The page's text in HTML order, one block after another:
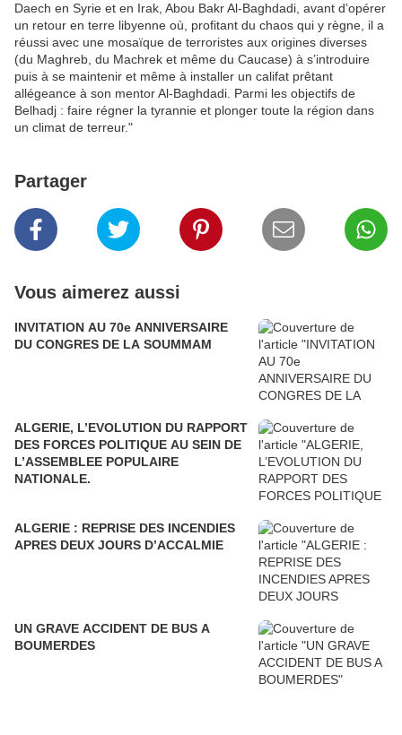
Daech en Syrie et en Irak, Abou Bakr Al-Baghdadi, avant d’opérer
un retour en terre libyenne où, profitant du chaos qui y règne, il a
réussi avec une mosaïque de terroristes aux origines diverses
(du Maghreb, du Machrek et même du Caucase) à s’introduire
puis à se maintenir et même à installer un califat prêtant
allégeance à son mentor Al-Baghdadi. Parmi les objectifs de
Belhadj : faire régner la tyrannie et plonger toute la région dans
un climat de terreur."
Partager
Vous aimerez aussi
INVITATION AU 70e ANNIVERSAIRE
DU CONGRES DE LA SOUMMAM
ALGERIE, L’EVOLUTION DU RAPPORT
DES FORCES POLITIQUE AU SEIN DE
L’ASSEMBLEE POPULAIRE
NATIONALE.
ALGERIE : REPRISE DES INCENDIES
APRES DEUX JOURS D’ACCALMIE
UN GRAVE ACCIDENT DE BUS A
BOUMERDES